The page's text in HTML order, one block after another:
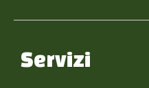
Servizi